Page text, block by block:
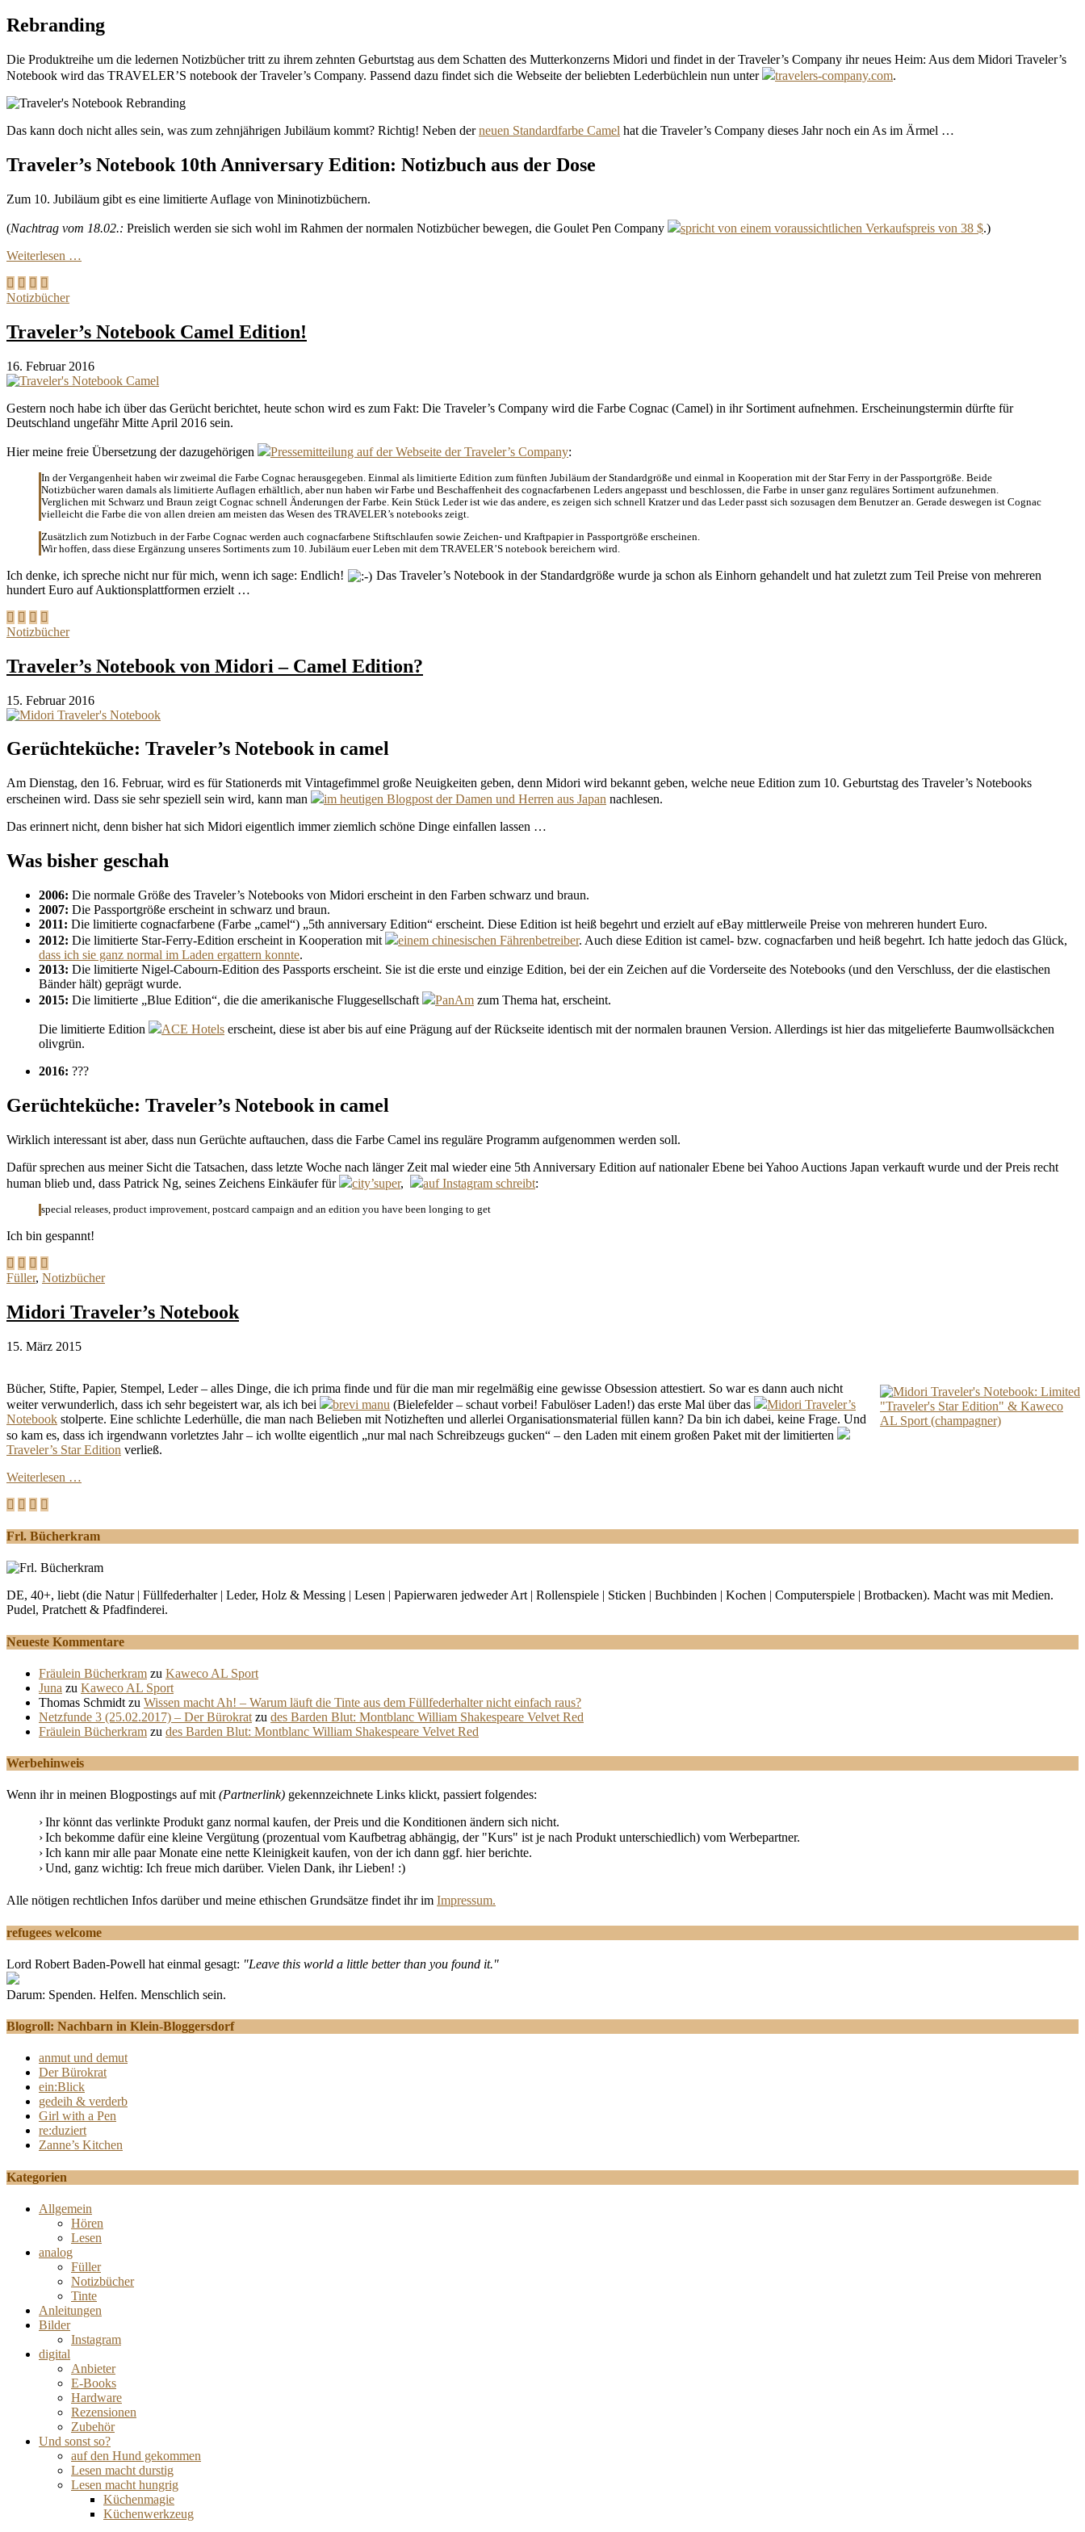
Rebranding
Die Produktreihe um die ledernen Notizbücher tritt zu ihrem zehnten Geburtstag aus dem Schatten des Mutterkonzerns Midori und findet in der Traveler’s Company ihr neues Heim: Aus dem Midori Traveler’s
Notebook wird das TRAVELER’S notebook der Traveler’s Company. Passend dazu findet sich die Webseite der beliebten Lederbüchlein nun unter
travelers-company.com.
Das kann doch nicht alles sein, was zum zehnjährigen Jubiläum kommt? Richtig! Neben derneuen Standardfarbe Camel hat die Traveler’s Company dieses Jahr noch ein As im Ärmel …
Traveler’s Notebook 10th Anniversary Edition: Notizbuch aus der Dose
Zum 10. Jubiläum gibt es eine limitierte Auflage von Mininotizbüchern.
(Nachtrag vom 18.02.: Preislich werden sie sich wohl im Rahmen der normalen Notizbücher bewegen, die Goulet Pen Company spricht von einem voraussichtlichen Verkaufspreis von 38 $.)
Weiterlesen …
Notizbücher
Traveler’s Notebook Camel Edition!
16. Februar 2016
Gestern noch habe ich über das Gerücht berichtet, heute schon wird es zum Fakt: Die Traveler’s Company wird die Farbe Cognac (Camel) in ihr Sortiment aufnehmen. Erscheinungstermin dürfte für
Deutschland ungefähr Mitte April 2016 sein.
Hier meine freie Übersetzung der dazugehörigen Pressemitteilung auf der Webseite der Traveler’s Company:
In der Vergangenheit haben wir zweimal die Farbe Cognac herausgegeben. Einmal als limitierte Edition zum fünften Jubiläum der Standardgröße und einmal in Kooperation mit der Star Ferry in der Passportgröße. Beide
Notizbücher waren damals als limitierte Auflagen erhältlich, aber nun haben wir Farbe und Beschaffenheit des cognacfarbenen Leders angepasst und beschlossen, die Farbe in unser ganz reguläres Sortiment aufzunehmen.
Verglichen mit Schwarz und Braun zeigt Cognac schnell Änderungen der Farbe. Kein Stück Leder ist wie das andere, es zeigen sich schnell Kratzer und das Leder passt sich sozusagen dem Benutzer an. Gerade deswegen ist Cognac
vielleicht die Farbe die von allen dreien am meisten das Wesen des TRAVELER’s notebooks zeigt.
Zusätzlich zum Notizbuch in der Farbe Cognac werden auch cognacfarbene Stiftschlaufen sowie Zeichen- und Kraftpapier in Passportgröße erscheinen.
Wir hoffen, dass diese Ergänzung unseres Sortiments zum 10. Jubiläum euer Leben mit dem TRAVELER’S notebook bereichern wird.
Ich denke, ich spreche nicht nur für mich, wenn ich sage: Endlich!
Das Traveler’s Notebook in der Standardgröße wurde ja schon als Einhorn gehandelt und hat zuletzt zum Teil Preise von mehreren
hundert Euro auf Auktionsplattformen erzielt …
Notizbücher
Traveler’s Notebook von Midori – Camel Edition?
15. Februar 2016
Gerüchteküche: Traveler’s Notebook in camel
Am Dienstag, den 16. Februar, wird es für Stationerds mit Vintagefimmel große Neuigkeiten geben, denn Midori wird bekannt geben, welche neue Edition zum 10. Geburtstag des Traveler’s Notebooks
erscheinen wird. Dass sie sehr speziell sein wird, kann man
im heutigen Blogpost der Damen und Herren aus Japan nachlesen.
Das erinnert nicht, denn bisher hat sich Midori eigentlich immer ziemlich schöne Dinge einfallen lassen …
Was bisher geschah
2006: Die normale Größe des Traveler’s Notebooks von Midori erscheint in den Farben schwarz und braun.
2007: Die Passportgröße erscheint in schwarz und braun.
2011: Die limitierte cognacfarbene (Farbe „camel“) „5th anniversary Edition“ erscheint. Diese Edition ist heiß begehrt und erzielt auf eBay mittlerweile Preise von mehreren hundert Euro.
2012: Die limitierte Star-Ferry-Edition erscheint in Kooperation mit einem chinesischen Fährenbetreiber. Auch diese Edition ist camel- bzw. cognacfarben und heiß begehrt. Ich hatte jedoch das Glück,
dass ich sie ganz normal im Laden ergattern konnte.
2013: Die limitierte Nigel-Cabourn-Edition des Passports erscheint. Sie ist die erste und einzige Edition, bei der ein Zeichen auf die Vorderseite des Notebooks (und den Verschluss, der die elastischen
Bänder hält) geprägt wurde.
2015: Die limitierte „Blue Edition“, die die amerikanische Fluggesellschaft PanAm zum Thema hat, erscheint.
Die limitierte Edition ACE Hotels erscheint, diese ist aber bis auf eine Prägung auf der Rückseite identisch mit der normalen braunen Version. Allerdings ist hier das mitgelieferte Baumwollsäckchen
olivgrün.
2016: ???
Gerüchteküche: Traveler’s Notebook in camel
Wirklich interessant ist aber, dass nun Gerüchte auftauchen, dass die Farbe Camel ins reguläre Programm aufgenommen werden soll.
Dafür sprechen aus meiner Sicht die Tatsachen, dass letzte Woche nach länger Zeit mal wieder eine 5th Anniversary Edition auf nationaler Ebene bei Yahoo Auctions Japan verkauft wurde und der Preis recht
human blieb und, dass Patrick Ng, seines Zeichens Einkäufer für
city’super, auf Instagram schreibt:
special releases, product improvement, postcard campaign and an edition you have been longing to get
Ich bin gespannt!
Füller, Notizbücher
Midori Traveler’s Notebook
15. März 2015
Bücher, Stifte, Papier, Stempel, Leder – alles Dinge, die ich prima finde und für die man mir regelmäßig eine gewisse Obsession attestiert. So war es dann auch nicht
weiter verwunderlich, dass ich sehr begeistert war, als ich bei
brevi manu (Bielefelder – schaut vorbei! Fabulöser Laden!) das erste Mal über das
Midori Traveler’s
Notebook stolperte. Eine schlichte Lederhülle, die man nach Belieben mit Notizheften und allerlei Organisationsmaterial füllen kann? Da bin ich dabei, keine Frage. Und
so kam es, dass ich irgendwann vorletztes Jahr – ich wollte eigentlich „nur mal nach Schreibzeugs gucken“ – den Laden mit einem großen Paket mit der limitierten
Traveler’s Star Edition verließ.
Weiterlesen …
Frl. Bücherkram
DE, 40+, liebt (die Natur | Füllfederhalter | Leder, Holz & Messing | Lesen | Papierwaren jedweder Art | Rollenspiele | Sticken | Buchbinden | Kochen | Computerspiele | Brotbacken). Macht was mit Medien.
Pudel, Pratchett & Pfadfinderei.
Neueste Kommentare
Fräulein Bücherkram zu Kaweco AL Sport
Juna zu Kaweco AL Sport
Thomas Schmidt zu Wissen macht Ah! – Warum läuft die Tinte aus dem Füllfederhalter nicht einfach raus?
Netzfunde 3 (25.02.2017) – Der Bürokrat zu des Barden Blut: Montblanc William Shakespeare Velvet Red
Fräulein Bücherkram zu des Barden Blut: Montblanc William Shakespeare Velvet Red
Werbehinweis
Wenn ihr in meinen Blogpostings auf mit (Partnerlink) gekennzeichnete Links klickt, passiert folgendes:
Ihr könnt das verlinkte Produkt ganz normal kaufen, der Preis und die Konditionen ändern sich nicht.
Ich bekomme dafür eine kleine Vergütung (prozentual vom Kaufbetrag abhängig, der "Kurs" ist je nach Produkt unterschiedlich) vom Werbepartner.
Ich kann mir alle paar Monate eine nette Kleinigkeit kaufen, von der ich dann ggf. hier berichte.
Und, ganz wichtig: Ich freue mich darüber. Vielen Dank, ihr Lieben! :)
Alle nötigen rechtlichen Infos darüber und meine ethischen Grundsätze findet ihr im Impressum.
refugees welcome
Lord Robert Baden-Powell hat einmal gesagt: "Leave this world a little better than you found it."
Darum: Spenden. Helfen. Menschlich sein.
Blogroll: Nachbarn in Klein-Bloggersdorf
anmut und demut
Der Bürokrat
ein:Blick
gedeih & verderb
Girl with a Pen
re:duziert
Zanne’s Kitchen
Kategorien
Allgemein
Hören
Lesen
analog
Füller
Notizbücher
Tinte
Anleitungen
Bilder
Instagram
digital
Anbieter
E-Books
Hardware
Rezensionen
Zubehör
Und sonst so?
auf den Hund gekommen
Lesen macht durstig
Lesen macht hungrig
Küchenmagie
Küchenwerkzeug